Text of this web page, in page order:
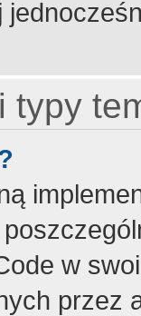
typy
w
przez